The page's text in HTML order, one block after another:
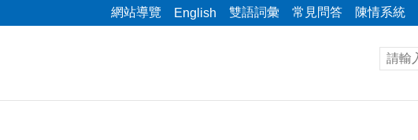
網站導覽 English 雙語詞彙 常見問答 陳情系統